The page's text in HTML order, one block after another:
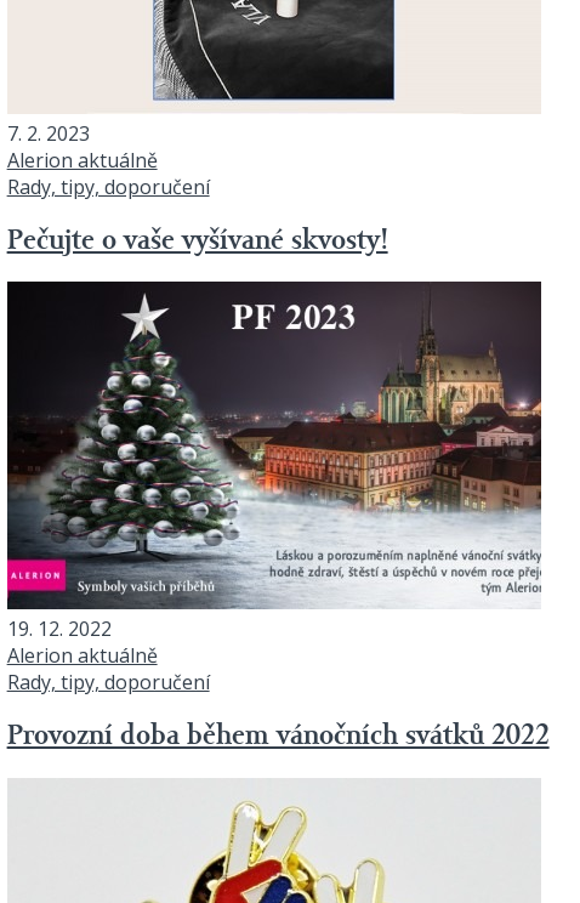
7. 2. 2023
Alerion aktuálně
Rady, tipy, doporučení
Pečujte o vaše vyšívané skvosty!
19. 12. 2022
Alerion aktuálně
Rady, tipy, doporučení
Provozní doba během vánočních svátků 2022